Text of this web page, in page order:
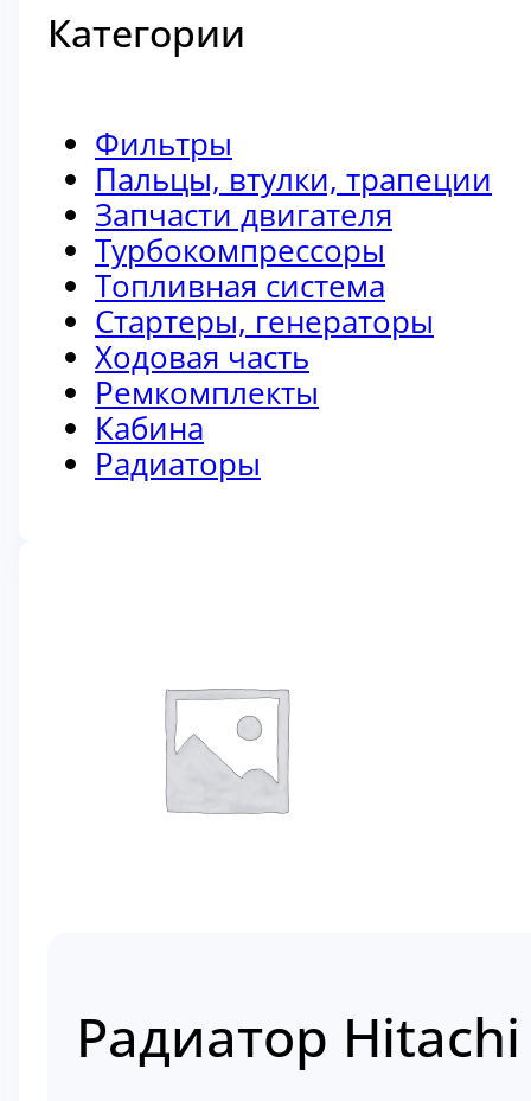
Категории
Фильтры
Пальцы, втулки, трапеции
Запчасти двигателя
Турбокомпрессоры
Топливная система
Стартеры, генераторы
Ходовая часть
Ремкомплекты
Кабина
Радиаторы
Радиатор Hitachi